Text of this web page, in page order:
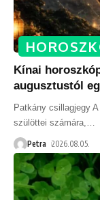
Kínai
augusztustól
Patkány csillagjegy
szülöttei számára,
Petra 2026.08.05.